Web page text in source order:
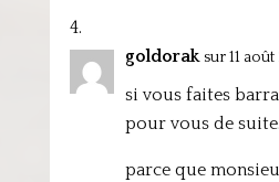
goldorak sur 11 août
si vous faites
pour vous de suite.
parce que